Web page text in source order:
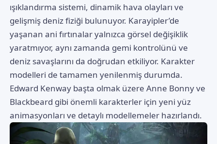
ışıklandırma sistemi, dinamik hava olayları ve
gelişmiş deniz fiziği bulunuyor. Karayipler’de
yaşanan ani fırtınalar yalnızca görsel değişiklik
yaratmıyor, aynı zamanda gemi kontrolünü ve
deniz savaşlarını da doğrudan etkiliyor. Karakter
modelleri de tamamen yenilenmiş durumda.
Edward Kenway başta olmak üzere Anne Bonny ve
Blackbeard gibi önemli karakterler için yeni yüz
animasyonları ve detaylı modellemeler hazırlandı.